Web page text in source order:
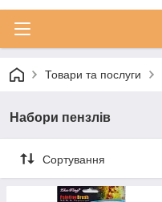
Товари та послуги
Набори пензлів
Сортування